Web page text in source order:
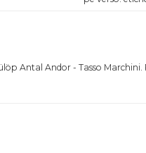
Antal Andor - Tasso Marchini.